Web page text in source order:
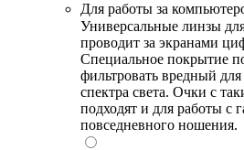
Для работы за
Универсальные линзы
проводит за экранами
Специальное покрытие
фильтровать вредный для
спектра света. Очки с
подходят и для работы с
повседневного ношения.